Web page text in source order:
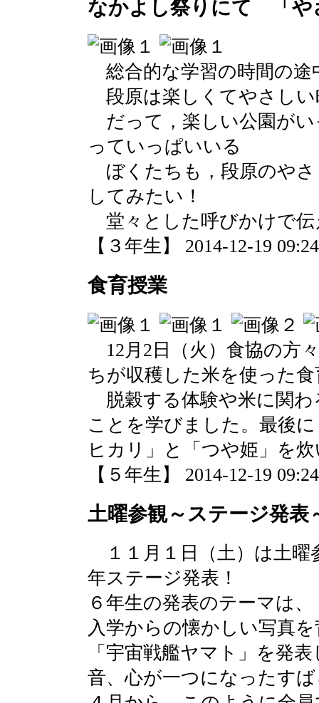
なかよし祭りにて 「や
総合的な学習の時間の途
段原は楽しくてやさしい
だって，楽しい公園が
っていっぱいいる
ぼくたちも，段原のや
してみたい！
堂々とした呼びかけで
【３年生】 2014-12-19
食育授業
12月2日（火）食協の方
ちが収穫した米を使った
脱穀する体験や米に関
ことを学びました。最後
ヒカリ」と「つや姫」を
【５年生】 2014-12-19
土曜参観～ステージ発表
１１月１日（土）は土曜
年ステージ発表！
６年生の発表のテーマは
入学からの懐かしい写真
「宇宙戦艦ヤマト」を発
音、心が一つになったす